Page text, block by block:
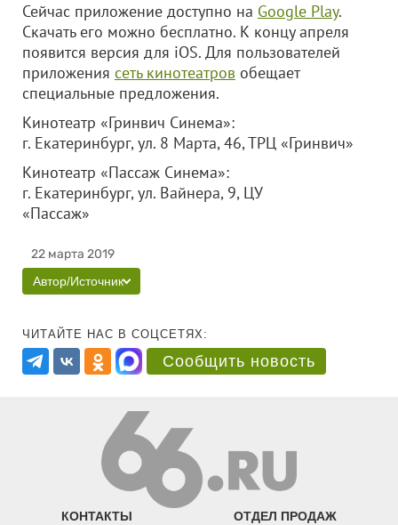
Сейчас приложение доступно на Google Play.
Скачать его можно бесплатно. К концу апреля
появится версия для iOS. Для пользователей
приложения сеть кинотеатров обещает
специальные предложения.
Кинотеатр «Гринвич Синема»:
г. Екатеринбург, ул. 8 Марта, 46, ТРЦ «Гринвич»
Кинотеатр «Пассаж Синема»:
г. Екатеринбург, ул. Вайнера, 9, ЦУ
«Пассаж»
22 марта 2019
Автор/Источник
ЧИТАЙТЕ НАС В СОЦСЕТЯХ:
Сообщить новость
КОНТАКТЫ ОТДЕЛ ПРОДАЖ